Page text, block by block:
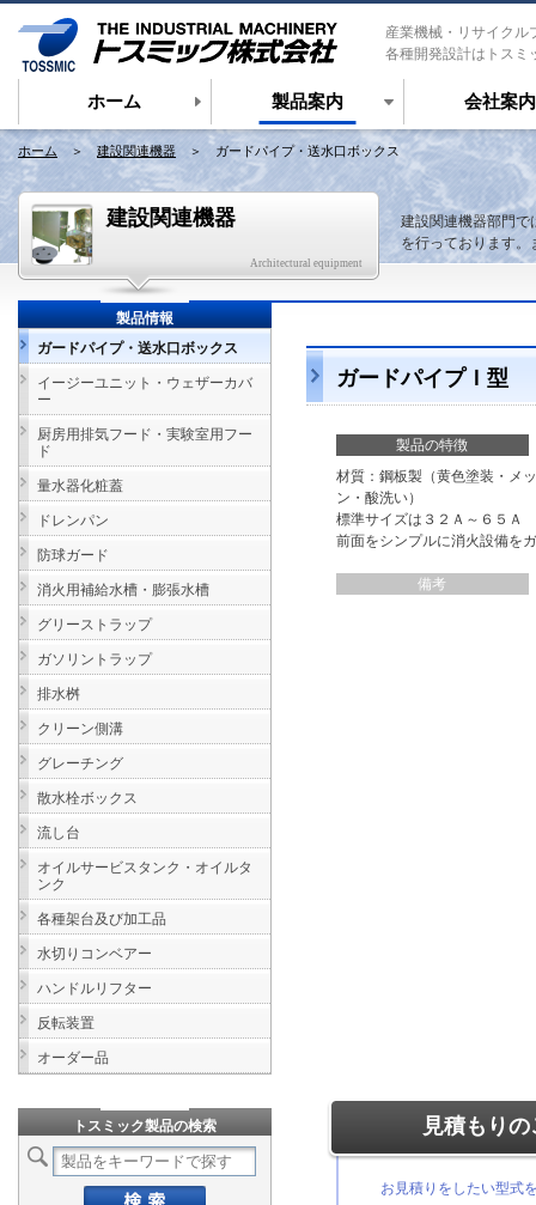
産業機械・リサイクル
各種開発設計はトスミ
ホーム 製品案内 会社案内
ホーム ＞ 建設関連機器 ＞ ガードパイプ・送水口ボックス
建設関連機器
Architectural equipment
建設関連機器部門で
を行っております
ガードパイプＩ型
製品の特徴
材質：鋼板製（黄色塗装・メ
ン・酸洗い）
標準サイズは３２Ａ～６５Ａ
前面をシンプルに消火設備を
備考
見積もり
お見積りをしたい型式
製品情報
ガードパイプ・送水口ボックス
イージーユニット・ウェザーカバ
ー
厨房用排気フード・実験室用フー
ド
量水器化粧蓋
ドレンパン
防球ガード
消火用補給水槽・膨張水槽
グリーストラップ
ガソリントラップ
排水桝
クリーン側溝
グレーチング
散水栓ボックス
流し台
オイルサービスタンク・オイルタ
ンク
各種架台及び加工品
水切りコンベアー
ハンドルリフター
反転装置
オーダー品
トスミック製品の検索